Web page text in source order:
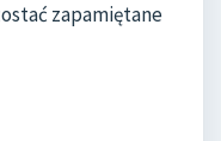
zapamiętane